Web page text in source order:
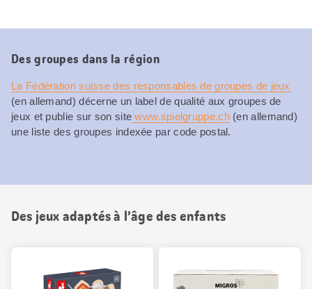
Des groupes dans la région
La Fédération suisse des responsables de groupes de jeux
(en allemand) décerne un label de qualité aux groupes de
jeux et publie sur son site www.spielgruppe.ch(en allemand)
une liste des groupes indexée par code postal.
Des jeux adaptés à l’âge des enfants